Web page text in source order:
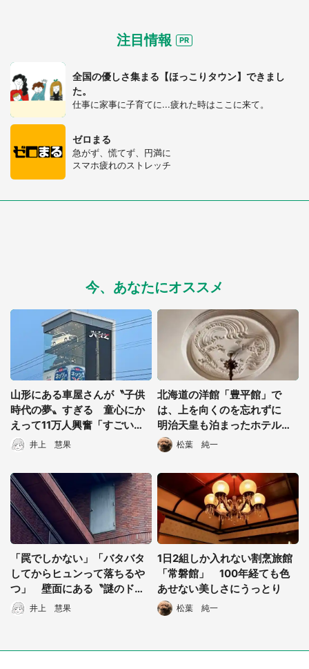
都道府選択
選択する
注目情報
全国の優しさ集まる【ほっこりタウン】できまし
た。
仕事に家事に子育てに...疲れた時はここに来て。
ゼロまる
急がず、慌てず、円満に
スマホ疲れのストレッチ
今、あなたにオススメ
山形にある車屋さんが〝子供
時代の夢〟すぎる 童心にか
えって11万人興奮「すごいな
にこれ！トミカみたい！」
井上 慧果
北海道の洋館「豊平館」で
は、上を向くのを忘れずに
明治天皇も泊まったホテルの
美しき〝漆喰芸術〟
松葉 純一
「罠でしかない」「バタバタ
してからヒュンって落ちるや
つ」 壁面にある〝謎のド
ア〟の役割とは？管理者に聞
く
井上 慧果
1日2組しか入れない割烹旅館
「常磐館」 100年経ても色
あせない美しさにうっとり
松葉 純一